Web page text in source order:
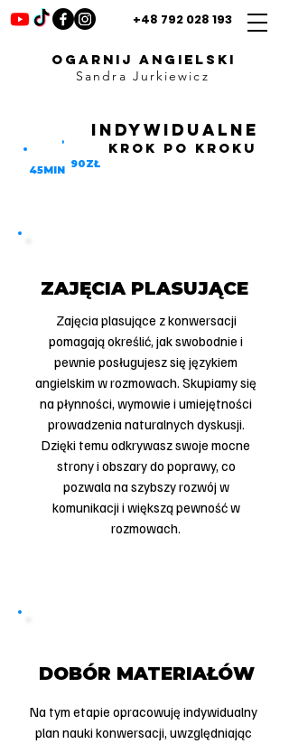
OGARNIJ ANGIELSKI
Sandra Jurkiewicz
+48 792 028 193
90ZŁ
ON-LINE
45MIN
INDYWIDUALNE
krok po kroku
ZAJĘCIA PLASUJĄCE
Zajęcia plasujące z konwersacji
pomagają określić, jak swobodnie i
pewnie posługujesz się językiem
angielskim w rozmowach. Skupiamy się
na płynności, wymowie i umiejętności
prowadzenia naturalnych dyskusji.
Dzięki temu odkrywasz swoje mocne
strony i obszary do poprawy, co
pozwala na szybszy rozwój w
komunikacji i większą pewność w
rozmowach.
DOBÓR MATERIAŁÓW
Na tym etapie opracowuję indywidualny
plan nauki konwersacji, uwzględniając